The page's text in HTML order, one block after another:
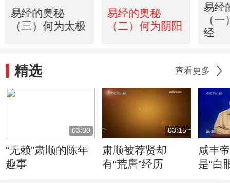
易经的奥秘
（三）何为太极
易经的奥秘
（二）何为阴阳
易经
（
经
精选 查看更多
03:30
“无赖”肃顺的陈年
趣事
03:15
肃顺被荐贤却
有“荒唐”经历
咸丰
是“白